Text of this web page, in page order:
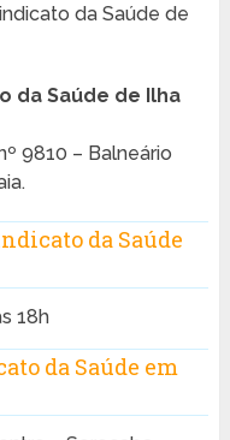
da Saúde de
da Saúde de Ilha
9810 – Balneário
da Saúde
18h
da Saúde em